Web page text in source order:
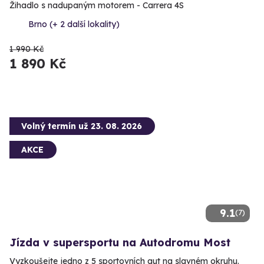
Žihadlo s nadupaným motorem - Carrera 4S
Brno (+ 2 další lokality)
1 990 Kč
1 890 Kč
9.1(7)
Volný termín už 23. 08. 2026
AKCE
Jízda v supersportu na Autodromu Most
Vyzkoušejte jedno z 5 sportovních aut na slavném okruhu.